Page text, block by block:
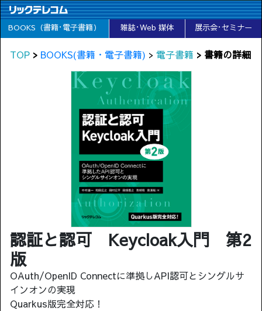
BOOKS（書籍･電子書籍） 雑誌･Web 媒体 展示会･セミナー
TOP > BOOKS(書籍・電子書籍) > 電子書籍 > 書籍の詳細
認証と認可 Keycloak入門 第2
版
OAuth/OpenID Connectに準拠しAPI認可とシングルサ
インオンの実現
Quarkus版完全対応！